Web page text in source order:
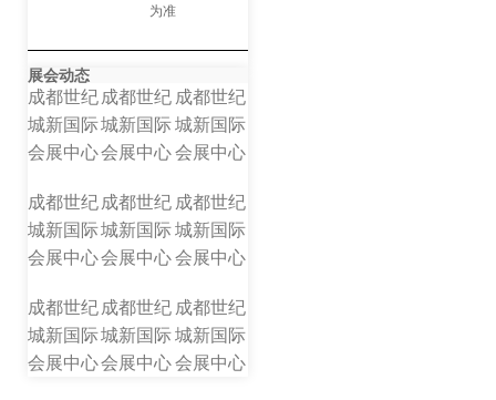
为准
展会动态
成都世纪
城新国际
会展中心
成都世纪
城新国际
会展中心
成都世纪
城新国际
会展中心
成都世纪
城新国际
会展中心
成都世纪
城新国际
会展中心
成都世纪
城新国际
会展中心
成都世纪
城新国际
会展中心
成都世纪
城新国际
会展中心
成都世纪
城新国际
会展中心